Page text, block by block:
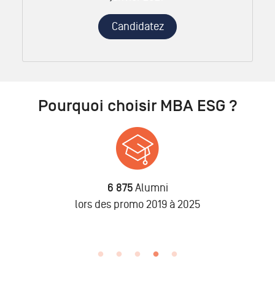
Candidatez
Pourquoi choisir MBA ESG ?
6 875 Alumni
lors des promo 2019 à 2025